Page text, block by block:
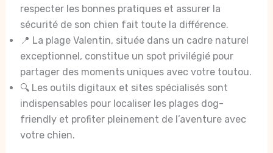
respecter les bonnes pratiques et assurer la
sécurité de son chien fait toute la différence.
📍 La plage Valentin, située dans un cadre naturel
exceptionnel, constitue un spot privilégié pour
partager des moments uniques avec votre toutou.
🔍 Les outils digitaux et sites spécialisés sont
indispensables pour localiser les plages dog-
friendly et profiter pleinement de l’aventure avec
votre chien.